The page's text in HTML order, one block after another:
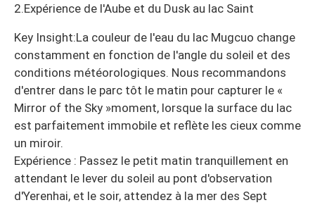
2.Expérience de l'Aube et du Dusk au lac Saint
Key Insight:La couleur de l'eau du lac Mugcuo change
constamment en fonction de l'angle du soleil et des
conditions météorologiques. Nous recommandons
d'entrer dans le parc tôt le matin pour capturer le «
Mirror of the Sky »moment, lorsque la surface du lac
est parfaitement immobile et reflète les cieux comme
un miroir.
Expérience : Passez le petit matin tranquillement en
attendant le lever du soleil au pont d'observation
d'Yerenhai, et le soir, attendez à la mer des Sept